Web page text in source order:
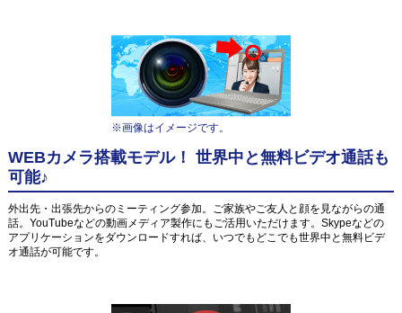
※画像はイメージです。
WEBカメラ搭載モデル！ 世界中と無料ビデオ通話も
可能♪
外出先・出張先からのミーティング参加。ご家族やご友人と顔を見ながらの通
話。YouTubeなどの動画メディア製作にもご活用いただけます。Skypeなどの
アプリケーションをダウンロードすれば、いつでもどこでも世界中と無料ビデ
オ通話が可能です。